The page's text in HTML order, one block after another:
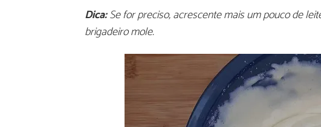
Dica:Se for preciso, acrescente mais um pouco de
brigadeiro mole.